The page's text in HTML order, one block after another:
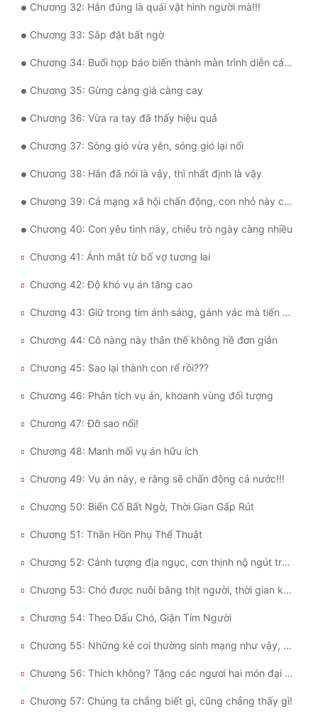
Xây Dựng Thế Lực
Đam Mỹ
Sát Phạt Quyết Đoán
Điềm Đạm
Chương 32: Hắn đúng là quái vật hình người mà!!!
Chương 33: Sắp đặt bất ngờ
Chương 34: Buổi họp báo biến thành màn trình diễn cá nhân!
Chương 35: Gừng càng già càng cay
Chương 36: Vừa ra tay đã thấy hiệu quả
Chương 37: Sóng gió vừa yên, sóng gió lại nổi
Chương 38: Hắn đã nói là vậy, thì nhất định là vậy
Chương 39: Cả mạng xã hội chấn động, con nhỏ này có ý đồ xấu!
Chương 40: Con yêu tinh này, chiêu trò ngày càng nhiều
Chương 41: Ánh mắt từ bố vợ tương lai
Chương 42: Độ khó vụ án tăng cao
Chương 43: Giữ trong tim ánh sáng, gánh vác mà tiến bước
Chương 44: Cô nàng này thân thế không hề đơn giản
Chương 45: Sao lại thành con rể rồi???
Chương 46: Phân tích vụ án, khoanh vùng đối tượng
Chương 47: Đỡ sao nổi!
Chương 48: Manh mối vụ án hữu ích
Chương 49: Vụ án này, e rằng sẽ chấn động cả nước!!!
Chương 50: Biến Cố Bất Ngờ, Thời Gian Gấp Rút
Chương 51: Thần Hồn Phụ Thể Thuật
Chương 52: Cảnh tượng địa ngục, cơn thịnh nộ ngút trời lần đầu trong đời
Chương 53: Chó được nuôi bằng thịt người, thời gian không còn nhiều!
Chương 54: Theo Dấu Chó, Giận Tím Người
Chương 55: Những kẻ coi thường sinh mạng như vậy, xử bắn thật quá đáng tiếc
Chương 56: Thích không? Tặng các ngươi hai món đại tiệc!!!
Chương 57: Chúng ta chẳng biết gì, cũng chẳng thấy gì!